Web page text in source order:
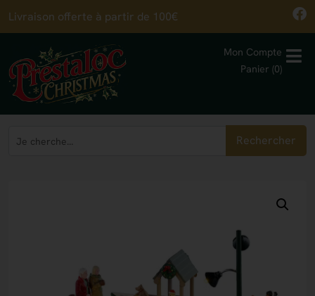
Livraison offerte à partir de 100€
Mon Compte
Panier (0)
Rechercher